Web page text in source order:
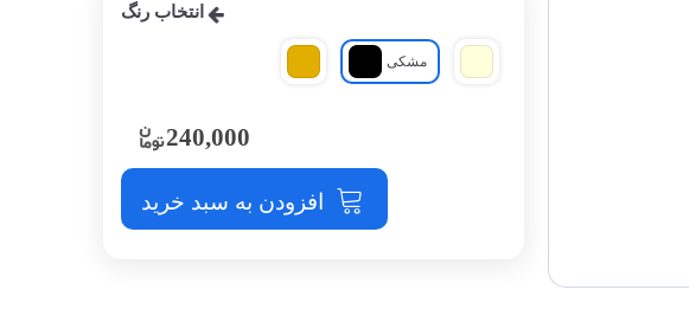
انتخاب رنگ
مشکی
240,000
افزودن به سبد خرید